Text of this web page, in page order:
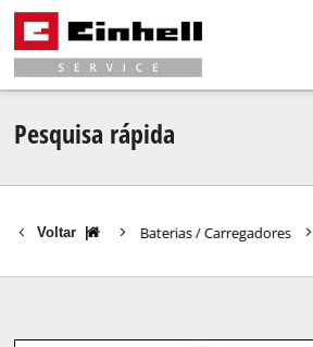
GBP
Pesquisa rápida
Voltar | Baterias / Carregadores